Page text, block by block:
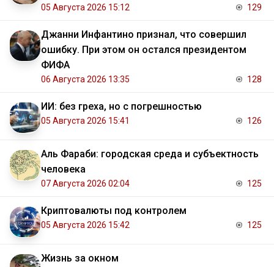
05 Августа 2026 15:12 129
Джанни Инфантино признал, что совершил
ошибку. При этом он остался президентом
ФИФА
06 Августа 2026 13:35 128
ИИ: без греха, но с погрешностью
05 Августа 2026 15:41 126
Аль Фараби: городская среда и субъектность
человека
07 Августа 2026 02:04 125
Криптовалюты под контролем
05 Августа 2026 15:42 125
Жизнь за окном